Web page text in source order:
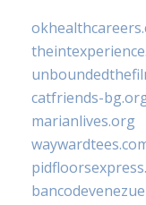
catfriends-
marianlives.org